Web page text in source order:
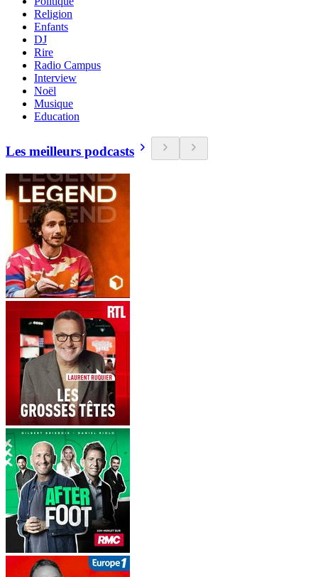
Religion
Enfants
DJ
Rire
Radio Campus
Interview
Noël
Musique
Education
Les meilleurs podcasts